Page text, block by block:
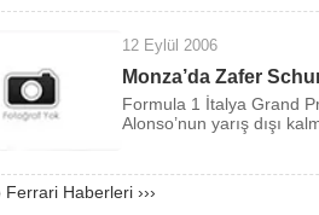
12 Eylül 2006
Monza’da Zafer
Formula 1 İtalya Grand
Alonso’nun yarış dışı
Haberleri ›››